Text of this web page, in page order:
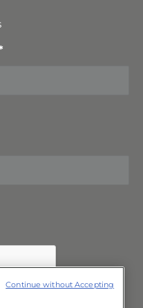
Continue without Accepting